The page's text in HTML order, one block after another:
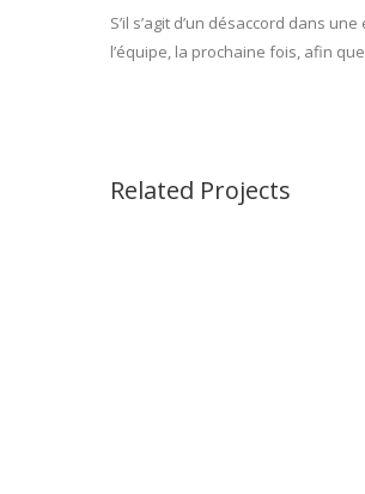
S’il s’agit d’un désaccord dans
l’équipe, la prochaine fois, afin
Related Projects